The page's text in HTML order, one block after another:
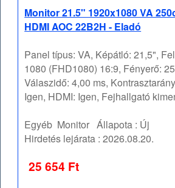
Monitor 21.5" 1920x1080 VA
HDMI AOC 22B2H - Eladó
Panel típus: VA, Képátló: 21,5",
1080 (FHD1080) 16:9, Fényerő:
Válaszidő: 4,00 ms,
Igen, HDMI: Igen, Fejhallgató
Egyéb Monitor Állapota : Új
Hirdetés lejárata :2026.08.20.
25 654 Ft